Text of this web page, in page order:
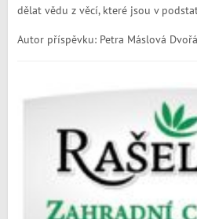
dělat vědu z věcí, které jsou v
Autor příspěvku: Petra Máslová